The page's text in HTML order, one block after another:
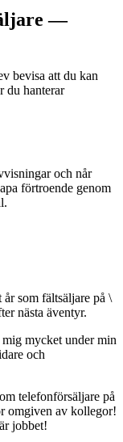
—
bevisa att du kan
du hanterar
och når
förtroende genom
som fältsäljare på \
nästa äventyr.
mycket under min
och
telefonförsäljare på
omgiven av kollegor!
jobbet!